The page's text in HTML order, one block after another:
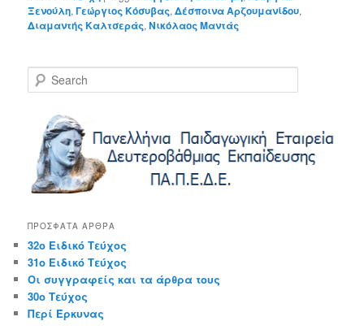
Ξενούλη,Γεώργιος Κόσυβας,Δέσποινα Αρζουμανίδου,
Διαμαντής Καλτσεράς,Νικόλαος Μαντάς
e
ΠΡΌΣΦΑΤΑ ΆΡΘΡΑ
32ο Ειδικό Τεύχος
31ο Ειδικό Τεύχος
Οι συγγραφείς και τα άρθρα τους
30ο Τεύχος
Περί Έρκυνας